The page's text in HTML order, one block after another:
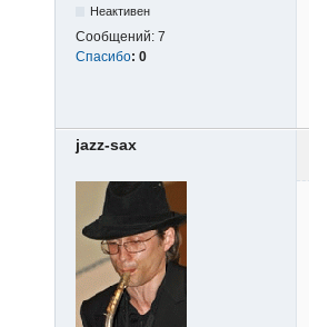
Неактивен
Сообщений: 7
Спасибо: 0
jazz-sax